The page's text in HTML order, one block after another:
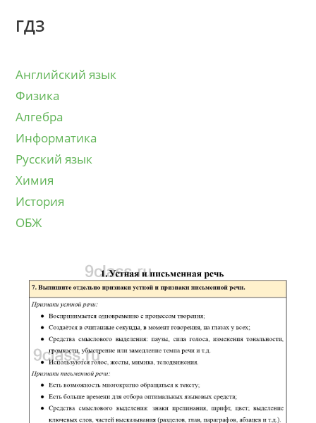
ГДЗ
Английский язык
Физика
Алгебра
Информатика
Русский язык
Химия
История
ОБЖ